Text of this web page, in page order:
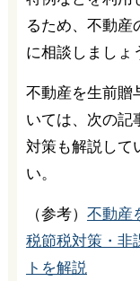
るため、不動産
に相談しましょ
不動産を生前贈
いては、次の記
対策も解説して
い。
（参考） 不動産
税節税対策・非
トを解説